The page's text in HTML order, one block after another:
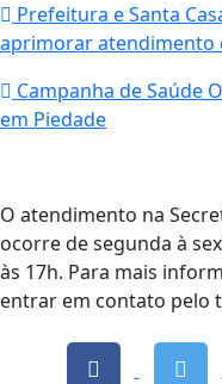
Prefeitura e Santa
aprimorar atendimento
Campanha de Saúde
em Piedade
O atendimento na
ocorre de segunda à
às 17h. Para mais
entrar em contato pelo